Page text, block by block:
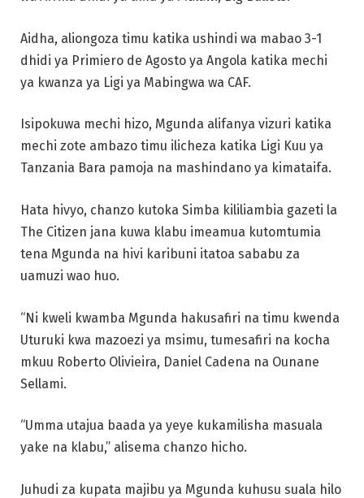
Aidha, aliongoza timu katika ushindi wa mabao 3-1
dhidi ya Primiero de Agosto ya Angola katika mechi
ya kwanza ya Ligi ya Mabingwa wa CAF.
Isipokuwa mechi hizo, Mgunda alifanya vizuri katika
mechi zote ambazo timu ilicheza katika Ligi Kuu ya
Tanzania Bara pamoja na mashindano ya kimataifa.
Hata hivyo, chanzo kutoka Simba kililiambia gazeti la
The Citizen jana kuwa klabu imeamua kutomtumia
tena Mgunda na hivi karibuni itatoa sababu za
uamuzi wao huo.
“Ni kweli kwamba Mgunda hakusafiri na timu kwenda
Uturuki kwa mazoezi ya msimu, tumesafiri na kocha
mkuu Roberto Olivieira, Daniel Cadena na Ounane
Sellami.
“Umma utajua baada ya yeye kukamilisha masuala
yake na klabu,” alisema chanzo hicho.
Juhudi za kupata majibu ya Mgunda kuhusu suala hilo